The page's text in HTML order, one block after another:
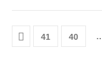
40
41